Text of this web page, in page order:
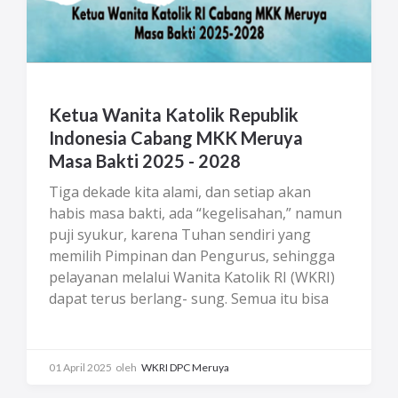
Anggota, team building outbound,
mengembangkan teknologi yang kreatif,
mengembangkan keterampilan
partisipasi dalam isu lingkungan melalui
video edukasi dan masih banyak lagi.
Kreativitas dan inovasi bagi organisasi
sangat penting untuk daya saing, sebuah
kebutuhan yang sangat vital, karena
kreativitas menjadi tulang punggung bagi
kelangsungan hidup organisasi. Sedang
inovasi merupakan kemampuan untuk
menerapkan solusi-solusi kreatif terhadap
melengkapi. Ciptakan suasana diskusi
Ketua Wanita Katolik Republik
Indonesia Cabang MKK Meruya
Masa Bakti 2025 - 2028
Tiga dekade kita alami, dan setiap akan
habis masa bakti, ada “kegelisahan,” namun
puji syukur, karena Tuhan sendiri yang
memilih Pimpinan dan Pengurus, sehingga
pelayanan melalui Wanita Katolik RI (WKRI)
dapat terus berlang- sung. Semua itu bisa
cinta, setia dan rasa memiliki pada WKRI.
01 April 2025 oleh WKRI DPC Meruya